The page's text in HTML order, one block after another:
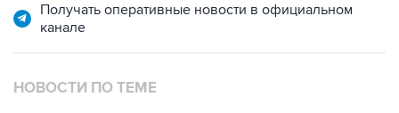
Получать оперативные новости в официальном
канале
НОВОСТИ ПО ТЕМЕ